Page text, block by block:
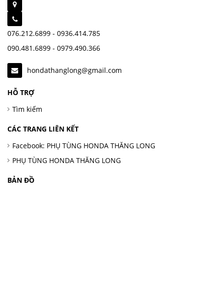
076.212.6899 - 0936.414.785
090.481.6899 - 0979.490.366
hondathanglong@gmail.com
HỖ TRỢ
Tìm kiếm
CÁC TRANG LIÊN KẾT
Facebook: PHỤ TÙNG HONDA THĂNG LONG
PHỤ TÙNG HONDA THĂNG LONG
BẢN ĐỒ